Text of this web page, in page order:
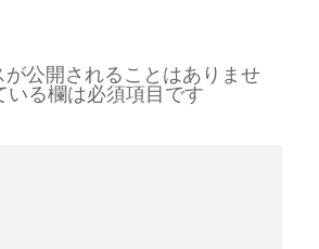
が公開されることはありませ
いる欄は必須項目です